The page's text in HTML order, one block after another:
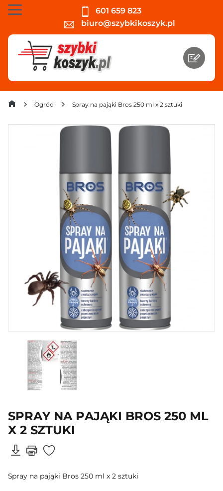
601 659 823
biuro@szybkikoszyk.pl
Ogród Spray na pająki Bros 250 ml x 2 sztuki
SPRAY NA PAJĄKI BROS 250 ML
X 2 SZTUKI
Spray na pająki Bros 250 ml x 2 sztuki